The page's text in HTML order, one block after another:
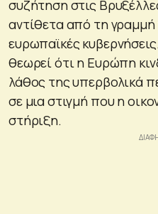
συζήτηση στις
αντίθετα από τη
ευρωπαϊκές
θεωρεί ότι η Ευρώπη
λάθος της υπερβολικά
σε μια στιγμή που η
στήριξη.